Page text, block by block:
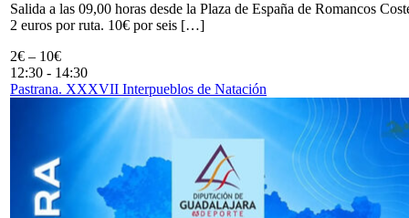
Salida a las 09,00 horas desde la Plaza de España de Romancos
2 euros por ruta. 10€ por seis […]
2€ – 10€
12:30 - 14:30
Pastrana. XXXVII Interpueblos de Natación